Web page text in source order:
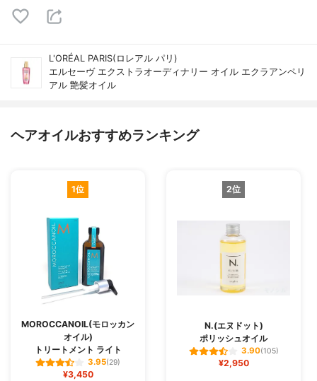
L'ORÉAL PARIS(ロレアル パリ)
エルセーヴ エクストラオーディナリー オイル エクラアンペリ
アル 艶髪オイル
ヘアオイルおすすめランキング
1位
MOROCCANOIL(モロッカン
オイル)
トリートメント ライト
3.95(29)
¥3,450
2位
N.(エヌドット)
ポリッシュオイル
3.90(105)
¥2,950